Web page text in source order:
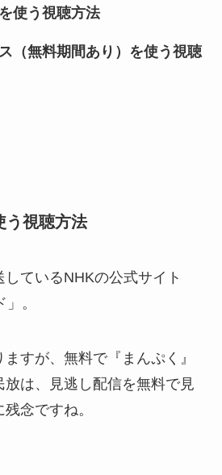
使う視聴方法
（無料期間あり）を使う視聴
う視聴方法
しているNHKの公式サイト
。
すが、無料で『まんぷく』
放は、見逃し配信を無料で見
念ですね。